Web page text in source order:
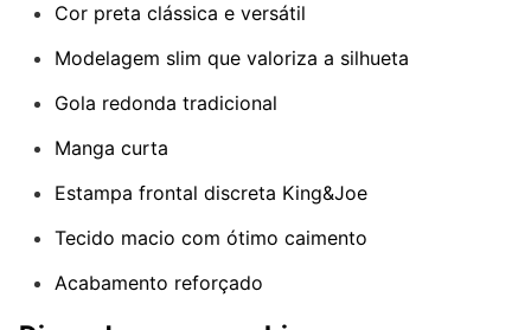
Cor preta clássica e versátil
Modelagem slim que valoriza a silhueta
Gola redonda tradicional
Manga curta
Estampa frontal discreta King&Joe
Tecido macio com ótimo caimento
Acabamento reforçado